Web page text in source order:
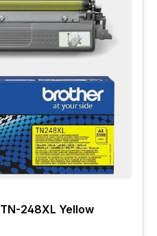
248XL Yellow